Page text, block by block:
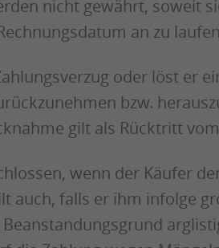
nicht gewährt, soweit
an zu
oder löst er
bzw.
gilt als Rücktritt
wenn der Käufer
auch, falls er ihm infolge